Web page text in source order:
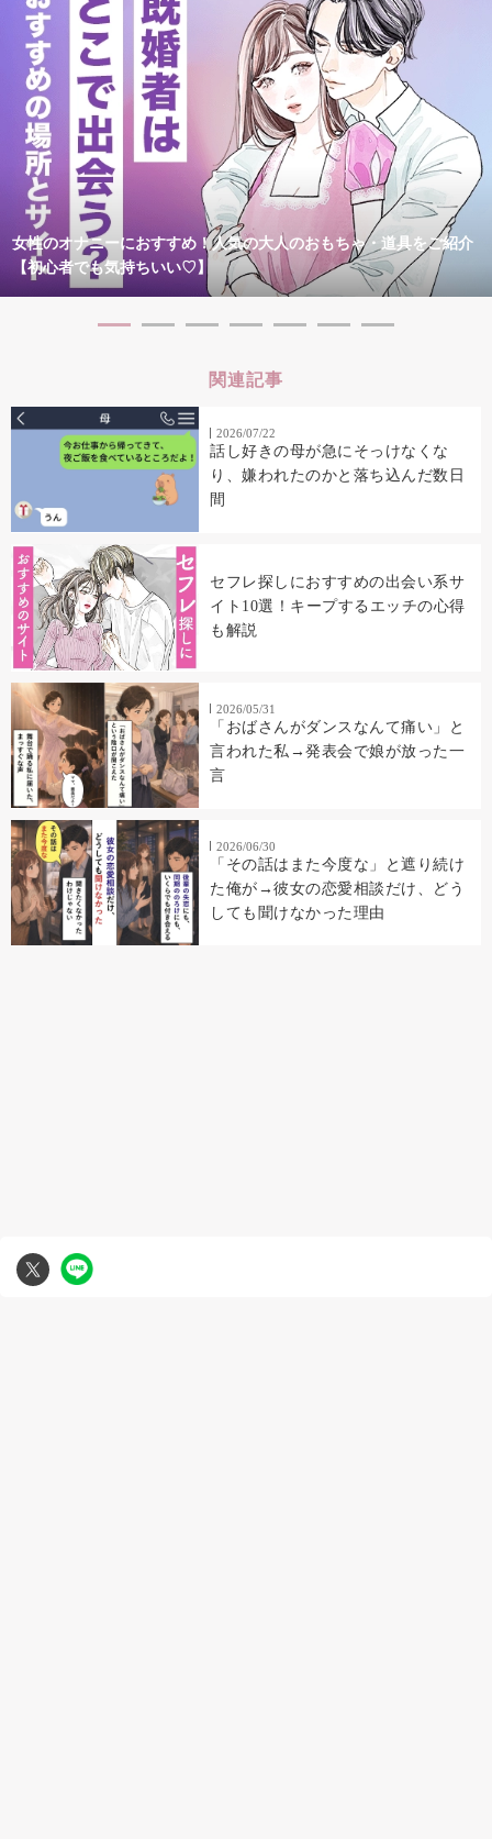
女性のオナニーにおすすめ！人気の大人のおもちゃ・道具をご紹介
【初心者でも気持ちいい♡】
関連記事
2026/07/22
話し好きの母が急にそっけなくな
り、嫌われたのかと落ち込んだ数日
間
セフレ探しにおすすめの出会い系サ
イト10選！キープするエッチの心得
も解説
2026/05/31
「おばさんがダンスなんて痛い」と
言われた私→発表会で娘が放った一
言
2026/06/30
「その話はまた今度な」と遮り続け
た俺が→彼女の恋愛相談だけ、どう
しても聞けなかった理由